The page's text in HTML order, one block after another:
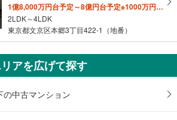
1億8,000万円台予定～8億円台予定※1000万円単位
2LDK～4LDK
東京都文京区本郷3丁目422-1（地番）
アを広げて探す
中古マンション